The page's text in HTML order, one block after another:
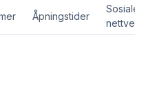
Åpningstider
Sosiale
nettverk